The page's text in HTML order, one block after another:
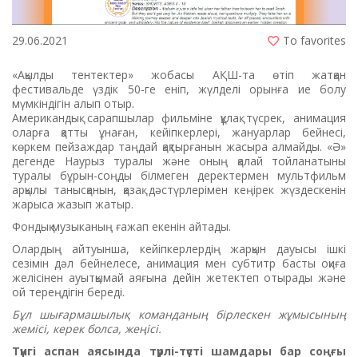
29.06.2021 To favorites
«Ақылды тентектер» жобасы АҚШ-та өтіп жатқан
фестивальде үздік 50-ге еніп, жүлделі орынға ие болу
мүмкіндігін алып отыр.
Американдық сарапшылар фильміне құлақ түсрек, анимация
оларға қатты ұнаған, кейіпкерлері, жануарлар бейнесі,
көркем пейзаждар таңдай қақтырғанын жасыра алмайды. «Ә»
дегенде Наурыз туралы және оның қалай тойланатыны
туралы бұрын-соңды білмеген деректермен мультфильм
арқылы танысқанын, қазақ дәстүрлерімен кеңірек жүздескенін
жарыса жазып жатыр.
Фондық музыканың ғажап екенін айтады.
Олардың айтуынша, кейіпкерлердің жарқын дауысы ішкі
сезімін дәл бейнелесе, анимация мен субтитр басты оқиға
желісінен ауытқымай аяғына дейін жетектеп отырады және
ой тереңдігін береді.
Бұл шығармашылық команданың бірлескен жұмысының
жемісі, керек болса, жеңісі.
Түнгі аспан аясында түрлі-түсті шамдары бар соңғы